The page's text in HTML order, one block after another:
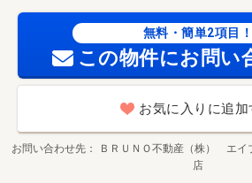
無料・簡単2項目！
この物件にお問い
お気に入りに追加
お問い合わせ先
ＢＲＵＮＯ不動産（株） エ
店